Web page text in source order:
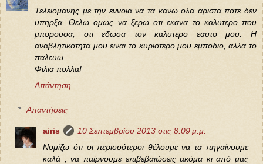
Τελειομανης με την εννοια να τα κανω ολα αριστα ποτε δεν
υπηρξα. Θελω ομως να ξερω οτι εκανα το καλυτερο που
μπορουσα, οτι εδωσα τον καλυτερο εαυτο μου. Η
αναβλητικοτητα μου ειναι το κυριοτερο μου εμποδιο, αλλα το
παλευω...
Φιλια πολλα!
Απάντηση
Απαντήσεις
airis
10 Σεπτεμβρίου 2013 στις 8:09 μ.μ.
Νομίζω ότι οι περισσότεροι θέλουμε να τα πηγαίνουμε
καλά , να παίρνουμε επιβεβαιώσεις ακόμα κι από μας